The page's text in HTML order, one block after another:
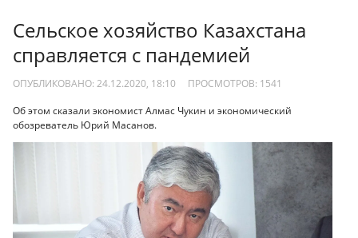
Сельское хозяйство Казахстана
справляется с пандемией
ОПУБЛИКОВАНО: 24.12.2020, 18:10 ПРОСМОТРОВ: 1541
Об этом сказали экономист Алмас Чукин и экономический
обозреватель Юрий Масанов.